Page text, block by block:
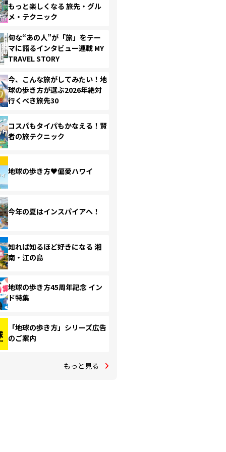
もっと楽しくなる 旅先・グル
メ・テクニック
旬な“あの人”が「旅」をテー
マに語るインタビュー連載 MY
TRAVEL STORY
今、こんな旅がしてみたい！地
球の歩き方が選ぶ2026年絶対
行くべき旅先30
コスパもタイパもかなえる！賢
者の旅テクニック
地球の歩き方♥偏愛ハワイ
今年の夏はインスパイアへ！
知れば知るほど好きになる 湘
南・江の島
地球の歩き方45周年記念 イン
ド特集
「地球の歩き方」シリーズ広告
のご案内
もっと見る